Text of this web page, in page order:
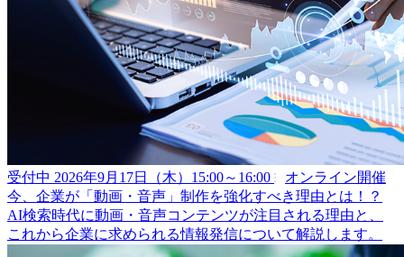
受付中 2026年9月17日（木）15:00～16:00
オンライン開催
今、企業が「動画・音声」制作を強化すべき理由とは！？
AI検索時代に動画・音声コンテンツが注目される理由と、
これから企業に求められる情報発信について解説します。